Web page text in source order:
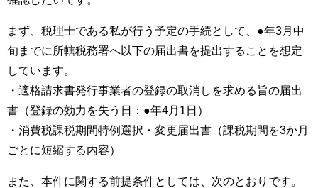
まず、税理士である私が行う予定の手続として、●年3月中
旬までに所轄税務署へ以下の届出書を提出することを想定
しています。
・適格請求書発行事業者の登録の取消しを求める旨の届出
書（登録の効力を失う日：●年4月1日）
・消費税課税期間特例選択・変更届出書（課税期間を3か月
ごとに短縮する内容）
また、本件に関する前提条件としては、次のとおりです。